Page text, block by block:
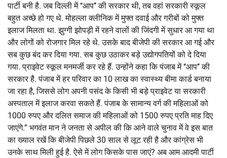
पार्टी बनी है. जब दिल्ली में ‘‘आप’’ की सरकार थी, तब वहां सरकारी स्कूल
बहुत अच्छे हो गए थे. मोहल्ला क्लीनिक में मुफ्त दवाई और गरीबों को मुफ्त
इलाज मिलता था. झुग्गी झोपड़ी में रहने वालों की जिंदगी में सुधार आ गया था
और लोगों को रोजगार मिल रहे थे. उसके बाद बीजेपी की सरकार आ गई और
सब कुछ बंद कर दिया गया. सब कुछ उठाकर बड़े उद्योगपतियों को दे दिया
गया. प्राइवेट स्कूल मनमर्जी कर रहे हैं. उन्होंने कहा कि पंजाब में ‘‘आप’’ की
सरकार है. पंजाब में हर परिवार का 10 लाख का स्वास्थ्य बीमा कार्ड बनाया
जा रहा है, जिससे लोग अपनी पसंद के किसी भी बड़े प्राइवेट या सरकारी
अस्पताल में इलाज करवा सकते हैं. पंजाब के सामान्य वर्ग की महिलाओं को
1000 रुपए और दलित समाज की महिलाओं को 1500 रुपए प्रति माह दिए
जाएंगे.” भगवंत मान ने जनता से अपील की कि आने वाले चुनाव में वे इस बात
का ख्याल रखें कि बीजेपी पिछले 30 साल से लूट रही है और कांग्रेस भी
उनके साथ मिली हुई है. ऐसे में लोग किसके पास जाएं? अब आम आदमी पार्टी